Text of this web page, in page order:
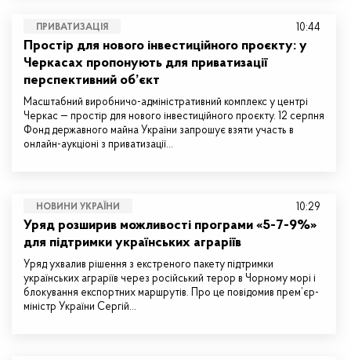
ПРИВАТИЗАЦІЯ
Простір для нового інвестиційного проєкту: у
Черкасах пропонують для приватизації
перспективний об’єкт
Масштабний виробничо-адміністративний комплекс у центрі
Черкас — простір для нового інвестиційного проєкту. 12 серпня
Фонд державного майна України запрошує взяти участь в
онлайн-аукціоні з приватизації…
10:44
НОВИНИ УКРАЇНИ
Уряд розширив можливості програми «5-7-9%»
для підтримки українських аграріїв
Уряд ухвалив рішення з екстреного пакету підтримки
українських аграріїв через російський терор в Чорному морі і
блокування експортних маршрутів. Про це повідомив прем’єр-
міністр України Сергій…
10:29